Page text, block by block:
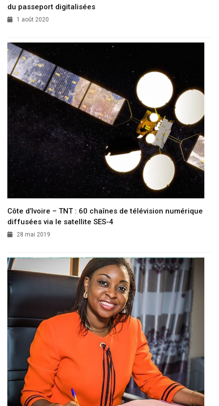
du passeport digitalisées
1 août 2020
Côte d’Ivoire – TNT : 60 chaînes de télévision numérique
diffusées via le satellite SES-4
28 mai 2019